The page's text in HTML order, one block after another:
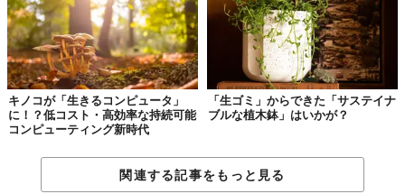
キノコが「生きるコンピュータ」
に！？低コスト・高効率な持続可能
コンピューティング新時代
「生ゴミ」からできた「サステイナ
ブルな植木鉢」はいかが？
関連する記事をもっと見る